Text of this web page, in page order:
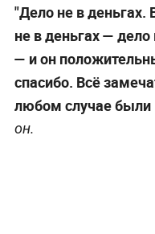
"Дело не в
не в деньгах — дело
— и он
спасибо. Всё
любом случае
он.